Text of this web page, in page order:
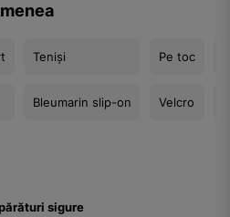
Teniși
Bleumarin slip-on
Pe toc
Velcro
sigure